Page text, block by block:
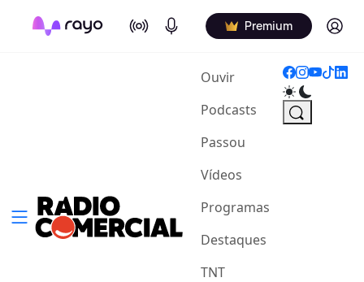
On Air Podcasts Premium Log in
Ouvir(current)
Podcasts
Passou
Vídeos
Programas
Destaques
TNT